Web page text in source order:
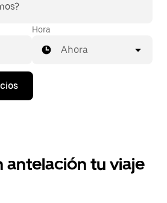
Hora
Ahora
antelación tu viaje